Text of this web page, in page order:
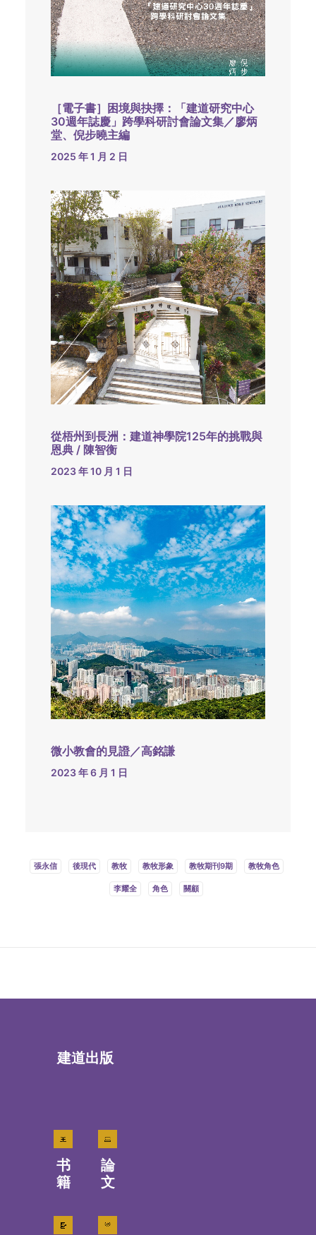
［電子書］困境與抉擇：「建道研究中心
30週年誌慶」跨學科研討會論文集／廖炳
堂、倪步曉主編
2025 年 1 月 2 日
從梧州到長洲：建道神學院125年的挑戰與
恩典 / 陳智衡
2023 年 10 月 1 日
微小教會的見證／高銘謙
2023 年 6 月 1 日
張永信 後現代 教牧 教牧形象 教牧期刊9期 教牧角色
李耀全 角色 關顧
建道出版
书
籍
論
文